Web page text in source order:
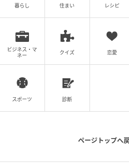
摘されています。都心部では
売れ行きが鈍化しているのも一
Q. 大阪圏・名古屋圏の地
か？
A. 大阪圏は商業地指数が78.8
圏は66.0から77.3へ大幅に上昇
整局面に入る中でも両圏域は
暮らし 住まい レシピ
ビジネス・マ
ネー
クイズ 恋愛
スポーツ 診断
ページトップへ